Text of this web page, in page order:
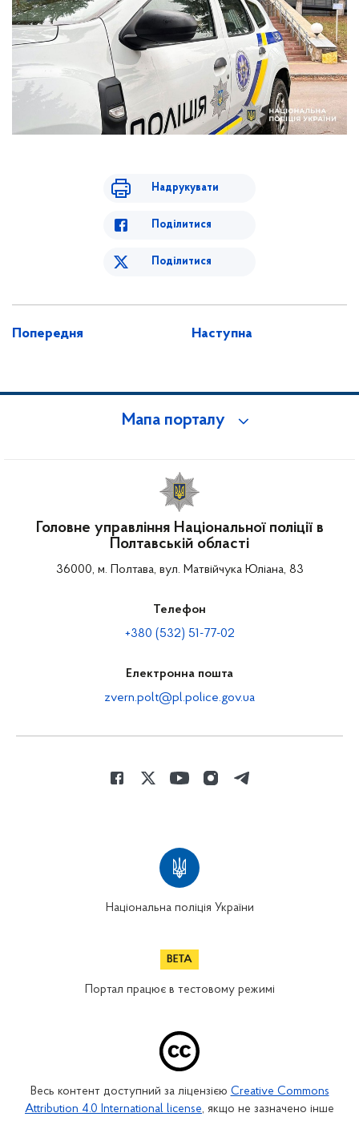
Надрукувати
Поділитися
Поділитися
Попередня Наступна
Мапа порталу
Головне управління Національної поліції в
Полтавській області
36000, м. Полтава, вул. Матвійчука Юліана, 83
Телефон
+380 (532) 51-77-02
Електронна пошта
zvern.polt@pl.police.gov.ua
Національна поліція України
Портал працює в тестовому режимі
Весь контент доступний за ліцензією Creative Commons
Attribution 4.0 International license, якщо не зазначено інше